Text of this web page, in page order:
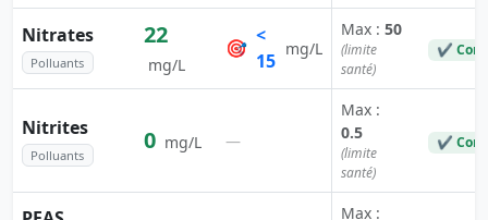
Nitrates
Polluants
22
mg/L
🎯
<
15
mg/L
Max : 50
(limite
santé)
✔
Nitrites
Polluants
0 mg/L —
Max :
0.5
(limite
santé)
✔
Max :